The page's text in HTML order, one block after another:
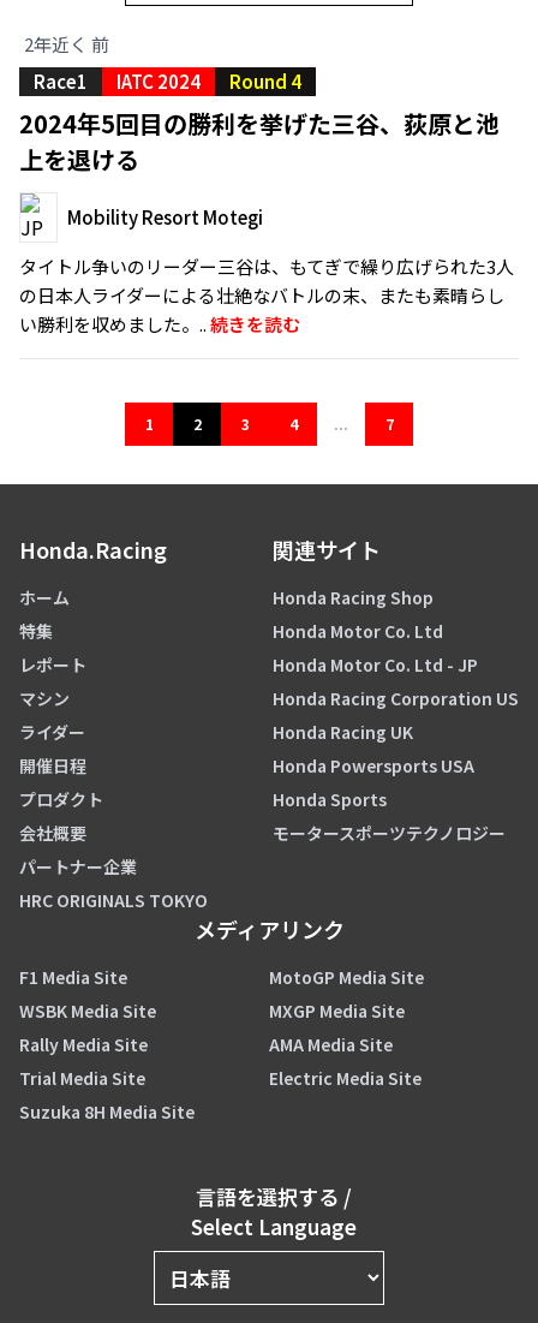
2年近く 前
Race1
IATC 2024 Round 4
2024年5回目の勝利を挙げた三谷、荻原と池
上を退ける
Mobility Resort Motegi
タイトル争いのリーダー三谷は、もてぎで繰り広げられた3人
の日本人ライダーによる壮絶なバトルの末、またも素晴らし
い勝利を収めました。..続きを読む
1 2 3 4 ... 7
Honda.Racing
ホーム
特集
レポート
マシン
ライダー
開催日程
プロダクト
会社概要
パートナー企業
HRC ORIGINALS TOKYO
関連サイト
Honda Racing Shop
Honda Motor Co. Ltd
Honda Motor Co. Ltd - JP
Honda Racing Corporation US
Honda Racing UK
Honda Powersports USA
Honda Sports
モータースポーツテクノロジー
メディアリンク
F1 Media Site
MotoGP Media Site
WSBK Media Site
MXGP Media Site
Rally Media Site
AMA Media Site
Trial Media Site
Electric Media Site
Suzuka 8H Media Site
言語を選択する /
Select Language